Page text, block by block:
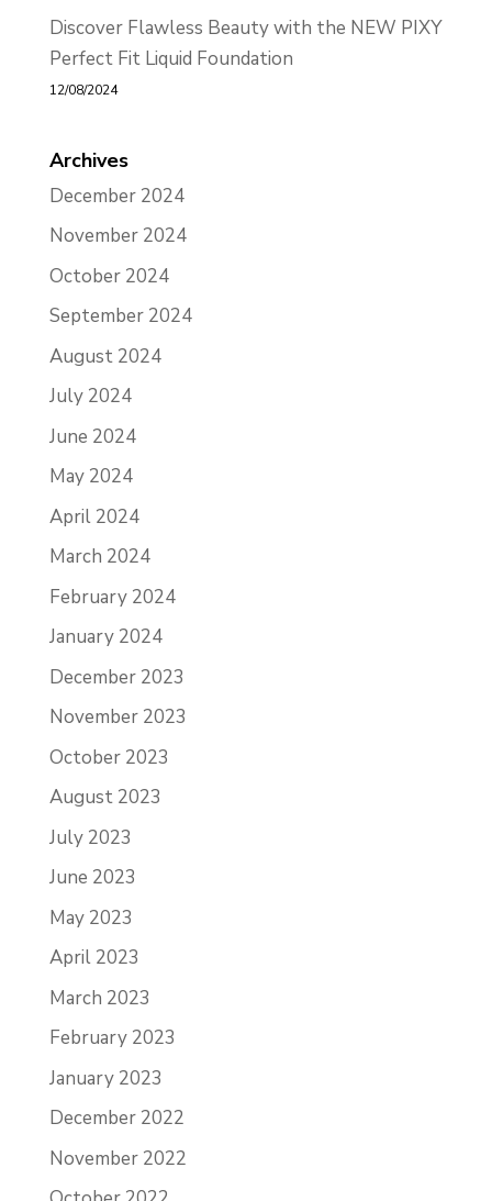
Discover Flawless Beauty with the NEW PIXY
Perfect Fit Liquid Foundation
12/08/2024
Archives
December 2024
November 2024
October 2024
September 2024
August 2024
July 2024
June 2024
May 2024
April 2024
March 2024
February 2024
January 2024
December 2023
November 2023
October 2023
August 2023
July 2023
June 2023
May 2023
April 2023
March 2023
February 2023
January 2023
December 2022
November 2022